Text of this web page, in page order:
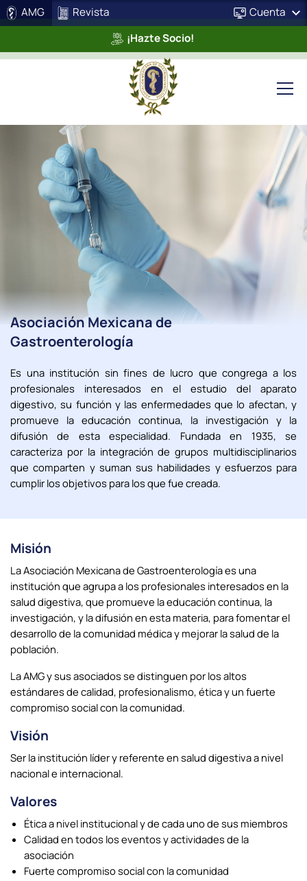
AMG
Revista
¡Hazte Socio!
Cuenta
Asociación Mexicana de
Gastroenterología
Es una institución sin fines de lucro que congrega a los
profesionales interesados en el estudio del aparato
digestivo, su función y las enfermedades que lo afectan, y
promueve la educación continua, la investigación y la
difusión de esta especialidad. Fundada en 1935, se
caracteriza por la integración de grupos multidisciplinarios
que comparten y suman sus habilidades y esfuerzos para
cumplir los objetivos para los que fue creada.
Misión
La Asociación Mexicana de Gastroenterología es una
institución que agrupa a los profesionales interesados en la
salud digestiva, que promueve la educación continua, la
investigación, y la difusión en esta materia, para fomentar el
desarrollo de la comunidad médica y mejorar la salud de la
población.
La AMG y sus asociados se distinguen por los altos
estándares de calidad, profesionalismo, ética y un fuerte
compromiso social con la comunidad.
Visión
Ser la institución líder y referente en salud digestiva a nivel
nacional e internacional.
Valores
Ética a nivel institucional y de cada uno de sus miembros
Calidad en todos los eventos y actividades de la
asociación
Fuerte compromiso social con la comunidad